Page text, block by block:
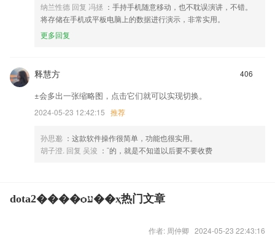
纳兰性德 回复 冯拯 ：手持手机随意移动，也不耽误演讲，不错。
将存储在手机或平板电脑上的数据进行演示，非常实用。
更多回复
406
释慧方
±会多出一张缩略图，点击它们就可以实现切换。
2024-05-23 12:42:15 推荐
孙思邈 ：这款软件操作很简单，功能也很实用。
胡子澄. 回复 吴浚 ：¨的，就是不知道以后要不要收费
dota2����ѻע��ҳ热门文章
作者: 周仲卿 2024-05-23 22:43:16